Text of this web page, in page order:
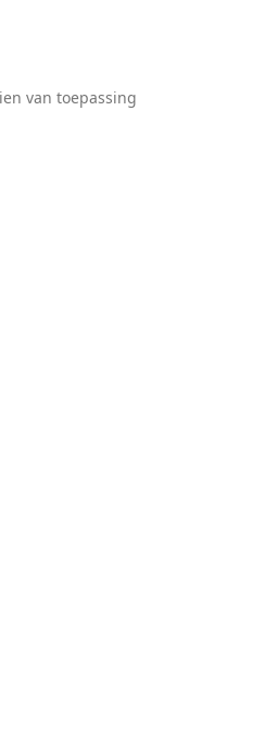
van toepassing